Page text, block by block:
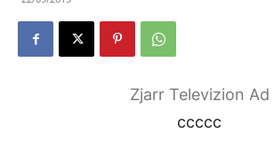
Zjarr Televizion Ad
ccccc